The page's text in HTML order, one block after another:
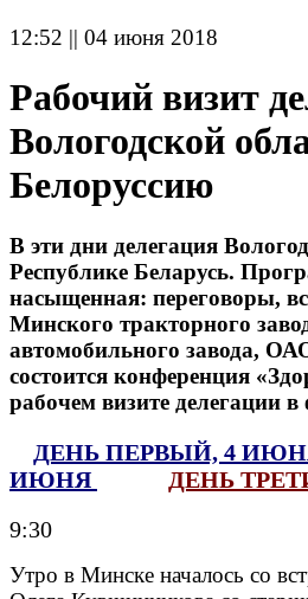
12:52 || 04 июня 2018
Рабочий визит
Вологодской
Белоруссию
В эти дни делегация
Республике Беларусь.
насыщенная: переговоры,
Минского тракторного
автомобильного завода,
состоится конференция
рабочем визите делегации
ДЕНЬ ПЕРВЫЙ, 4
ИЮНЯ
ДЕНЬ
9:30
Утро в Минске началось со